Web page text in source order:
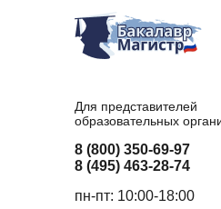
Для представителей
образовательных
8 (800) 350-69-97
8 (495) 463-28-74
пн-пт: 10:00-18:00